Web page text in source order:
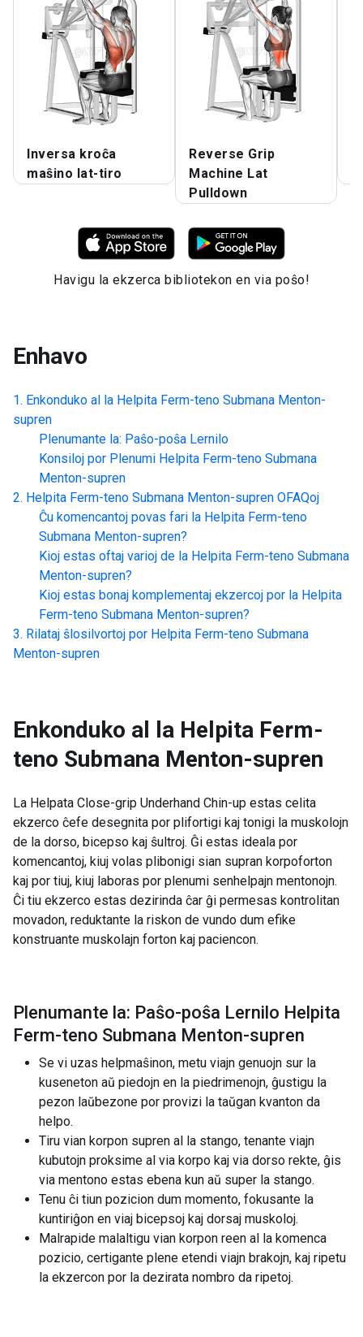
Inversa kroĉa
maŝino lat-tiro
Reverse Grip
Machine Lat
Pulldown
Havigu la ekzerca bibliotekon en via poŝo!
Enhavo
Enkonduko al la Helpita Ferm-teno Submana Menton-
supren
Plenumante la: Paŝo-poŝa Lernilo
Konsiloj por Plenumi Helpita Ferm-teno Submana
Menton-supren
Helpita Ferm-teno Submana Menton-supren OFAQoj
Ĉu komencantoj povas fari la Helpita Ferm-teno
Submana Menton-supren?
Kioj estas oftaj varioj de la Helpita Ferm-teno Submana
Menton-supren?
Kioj estas bonaj komplementaj ekzercoj por la Helpita
Ferm-teno Submana Menton-supren?
Rilataj ŝlosilvortoj por Helpita Ferm-teno Submana
Menton-supren
Enkonduko al la Helpita Ferm-
teno Submana Menton-supren
La Helpata Close-grip Underhand Chin-up estas celita
ekzerco ĉefe desegnita por plifortigi kaj tonigi la muskolojn
de la dorso, bicepso kaj ŝultroj. Ĝi estas ideala por
komencantoj, kiuj volas plibonigi sian supran korpoforton
kaj por tiuj, kiuj laboras por plenumi senhelpajn mentonojn.
Ĉi tiu ekzerco estas dezirinda ĉar ĝi permesas kontrolitan
movadon, reduktante la riskon de vundo dum efike
konstruante muskolajn forton kaj paciencon.
Plenumante la: Paŝo-poŝa Lernilo Helpita
Ferm-teno Submana Menton-supren
Se vi uzas helpmaŝinon, metu viajn genuojn sur la
kuseneton aŭ piedojn en la piedrimenojn, ĝustigu la
pezon laŭbezone por provizi la taŭgan kvanton da
helpo.
Tiru vian korpon supren al la stango, tenante viajn
kubutojn proksime al via korpo kaj via dorso rekte, ĝis
via mentono estas ebena kun aŭ super la stango.
Tenu ĉi tiun pozicion dum momento, fokusante la
kuntiriĝon en viaj bicepsoj kaj dorsaj muskoloj.
Malrapide malaltigu vian korpon reen al la komenca
pozicio, certigante plene etendi viajn brakojn, kaj ripetu
la ekzercon por la dezirata nombro da ripetoj.